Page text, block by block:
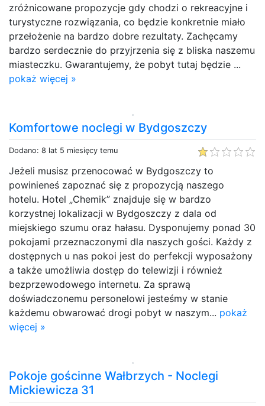
zróżnicowane propozycje gdy chodzi o rekreacyjne i
turystyczne rozwiązania, co będzie konkretnie miało
przełożenie na bardzo dobre rezultaty. Zachęcamy
bardzo serdecznie do przyjrzenia się z bliska naszemu
miasteczku. Gwarantujemy, że pobyt tutaj będzie ...
pokaż więcej »
Komfortowe noclegi w Bydgoszczy
Dodano: 8 lat 5 miesięcy temu
Jeżeli musisz przenocować w Bydgoszczy to
powinieneś zapoznać się z propozycją naszego
hotelu. Hotel „Chemik” znajduje się w bardzo
korzystnej lokalizacji w Bydgoszczy z dala od
miejskiego szumu oraz hałasu. Dysponujemy ponad 30
pokojami przeznaczonymi dla naszych gości. Każdy z
dostępnych u nas pokoi jest do perfekcji wyposażony
a także umożliwia dostęp do telewizji i również
bezprzewodowego internetu. Za sprawą
doświadczonemu personelowi jesteśmy w stanie
każdemu obwarować drogi pobyt w naszym... pokaż
więcej »
Pokoje gościnne Wałbrzych - Noclegi
Mickiewicza 31